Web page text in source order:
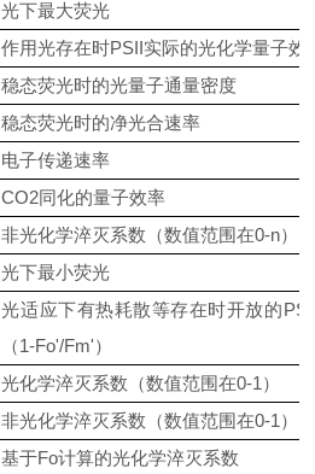
光下最大荧光
作用光存在时PSII实际的光化学量子效
稳态荧光时的光量子通量密度
稳态荧光时的净光合速率
电子传递速率
CO2同化的量子效率
非光化学淬灭系数（数值范围在0-n）
光下最小荧光
光适应下有热耗散等存在时开放的
（1-Fo'/Fm'）
光化学淬灭系数（数值范围在0-1 ）
非光化学淬灭系数（数值范围在0-1 ）
基于Fo计算的光化学淬灭系数